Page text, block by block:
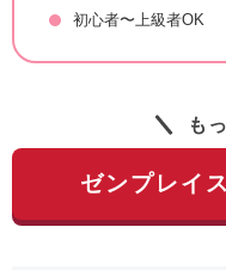
初心者〜上級者OK
も
ゼンプレイ